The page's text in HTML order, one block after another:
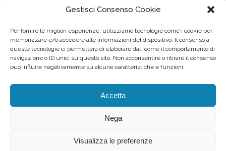
Gestisci Consenso Cookie
Per fornire le migliori esperienze, utilizziamo tecnologie come i cookie per
memorizzare e/o accedere alle informazioni del dispositivo. Il consenso a
queste tecnologie ci permetterà di elaborare dati come il comportamento di
navigazione o ID unici su questo sito. Non acconsentire o ritirare il consenso
può influire negativamente su alcune caratteristiche e funzioni.
Accetta
Nega
Visualizza le preferenze
Parco Regionale del Serio
P.zza Rocca, 1 24058 Romano di Lombardia (Bg)
Tel. 0363 901 455 , 0363 903 767 - Fax. 0363 902 393
parco.serio@pec.regione.lombardia.it
2026 Parco Regionale del Serio, Tutti i diritti riservati